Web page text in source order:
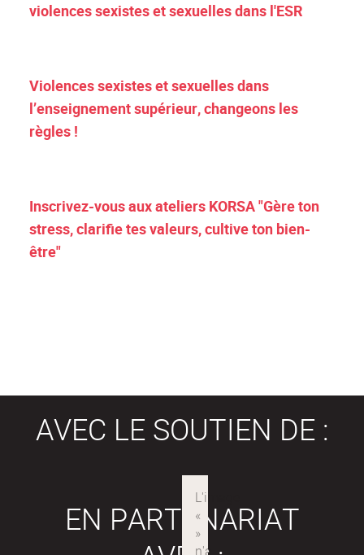
violences sexistes et sexuelles dans l'ESR
Violences sexistes et sexuelles dans
l’enseignement supérieur, changeons les
règles !
Inscrivez-vous aux ateliers KORSA "Gère ton
stress, clarifie tes valeurs, cultive ton bien-
être"
AVEC LE SOUTIEN DE :
EN PARTENARIAT